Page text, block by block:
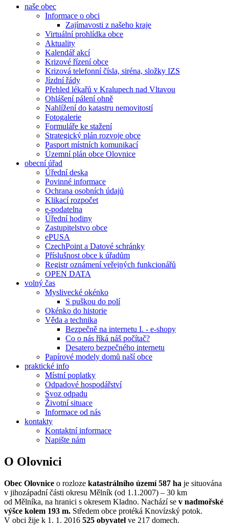
naše obec
Informace o obci
Zajímavosti z našeho kraje
Virtuální prohlídka obce
Aktuality
Kalendář akcí
Krizové řízení obce
Krizová telefonní čísla, siréna, složky IZS
Jízdní řády
Přehled lékařů v Kralupech nad Vltavou
Ohlášení pálení ohně
Nahlížení do katastru nemovitostí
Fotogalerie
Formuláře ke stažení
Strategický plán rozvoje obce
Pasport místních komunikací
Územní plán obce Olovnice
obecní úřad
Úřední deska
Povinné informace
Ochrana osobních údajů
Klikací rozpočet
e-podatelna
Úřední hodiny
Zastupitelstvo obce
ePUSA
CzechPoint a Datové schránky
Příslušnost obce k úřadům
Registr oznámení veřejných funkcionářů
OPEN DATA
volný čas
Myslivecké okénko
S puškou do polí
Okénko do historie
Věda a technika
Bezpečně na internetu I. - e-shopy
Co o nás říká náš počítač?
Desatero bezpečného internetu
Papírové modely domů naší obce
praktické info
Místní poplatky
Odpadové hospodářství
Svoz odpadu
Životní situace
Informace od nás
kontakty
Kontaktní informace
Napište nám
O Olovnici
Obec Olovnice o rozloze katastrálního území 587 ha je situována
v jihozápadní části okresu Mělník (od 1.1.2007) – 30 km
od Mělníka, na hranici s okresem Kladno. Nachází se v nadmořské
výšce kolem 193 m. Středem obce protéká Knovízský potok.
V obci žije k 1. 1. 2016 525 obyvatel ve 217 domech.